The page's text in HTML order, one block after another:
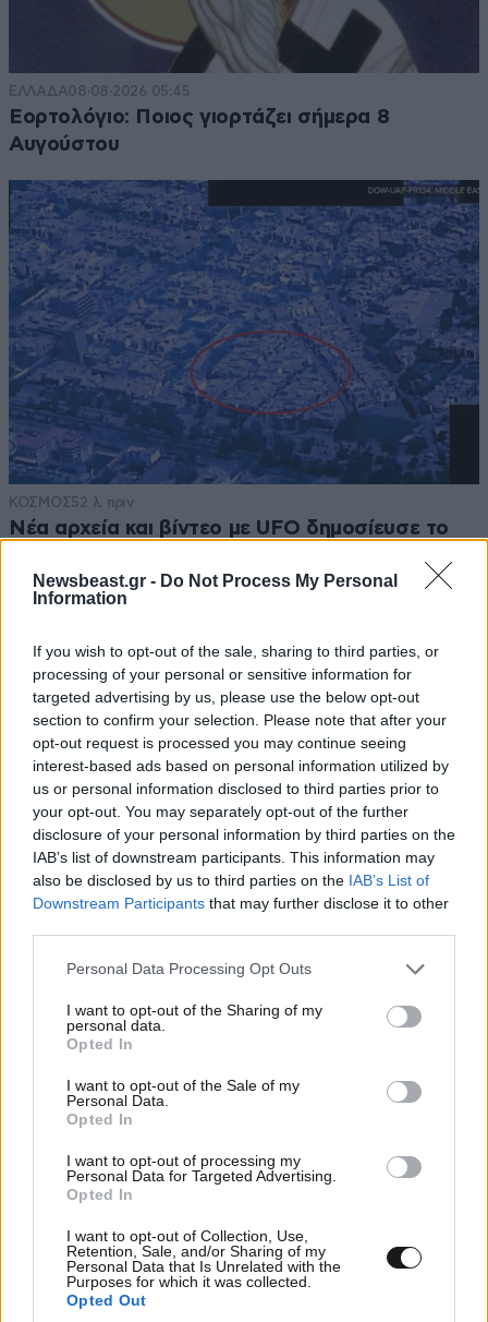
Newsbeast.gr - Do Not Process My Personal
Information
If you wish to opt-out of the sale, sharing to third parties, or
processing of your personal or sensitive information for
targeted advertising by us, please use the below opt-out
section to confirm your selection. Please note that after your
opt-out request is processed you may continue seeing
interest-based ads based on personal information utilized by
us or personal information disclosed to third parties prior to
your opt-out. You may separately opt-out of the further
disclosure of your personal information by third parties on the
IAB’s list of downstream participants. This information may
also be disclosed by us to third parties on the IAB’s List of
Downstream Participants that may further disclose it to other
Please note that this website/app uses one or more Google
not limited to your visit or usage behaviour. You may click to
grant or deny consent to Google and its third-party tags to
use your data for below specified purposes in below Google
consent section.
Personal Data Processing Opt Outs
I want to opt-out of the Sharing of my
personal data.
Opted In
I want to opt-out of the Sale of my
Personal Data.
Opted In
I want to opt-out of processing my
Personal Data for Targeted Advertising.
Opted In
I want to opt-out of Collection, Use,
Retention, Sale, and/or Sharing of my
Personal Data that Is Unrelated with the
Purposes for which it was collected.
Opted Out
ΕΛΛΑΔΑ08·08·2026 05:45
Εορτολόγιο: Ποιος γιορτάζει σήμερα 8
Αυγούστου
ΚΟΣΜΟΣ52 λ. πριν
Νέα αρχεία και βίντεο με UFO δημοσίευσε το
και το γιγάντιο τρίγωνο
MARKET NEWS
Εργοθεραπεία,
Λογοθεραπεία; Οδηγός
Ο απόλυτος σύμμαχος στην
αποτοξίνωση & την ορμονική